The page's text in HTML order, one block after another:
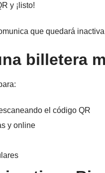
y ¡listo!
que quedará
billetera
el código QR
y online